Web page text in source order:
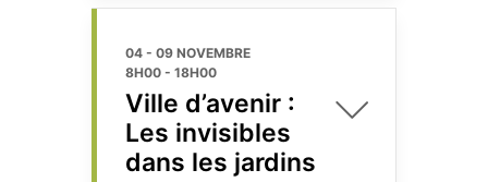
04 - 09 NOVEMBRE
8H00 - 18H00
Ville d’avenir :
Les invisibles
dans les jardins